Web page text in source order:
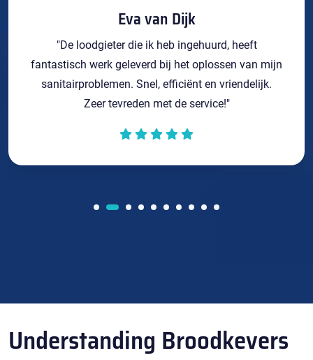
Eva van Dijk
"De loodgieter die ik heb ingehuurd, heeft
fantastisch werk geleverd bij het oplossen van mijn
sanitairproblemen. Snel, efficiënt en vriendelijk.
Zeer tevreden met de service!"
Understanding Broodkevers